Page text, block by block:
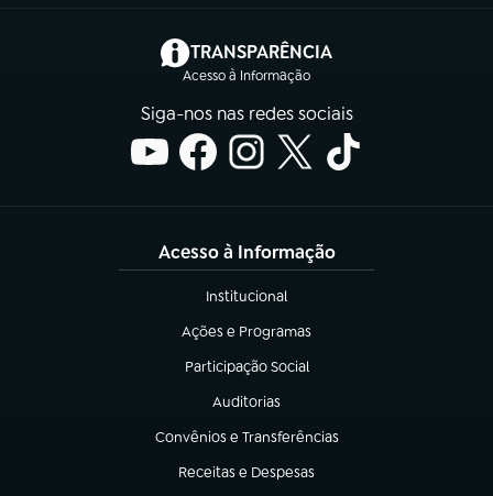
TRANSPARÊNCIA
Acesso à Informação
(abre em nova aba)
Siga-nos nas redes sociais
Acesso à Informação
Institucional
(abre em nova aba)
Ações e Programas
(abre em nova aba)
Participação Social
(abre em nova aba)
Auditorias
(abre em nova aba)
Convênios e Transferências
(abre em nova aba)
Receitas e Despesas
(abre em nova aba)